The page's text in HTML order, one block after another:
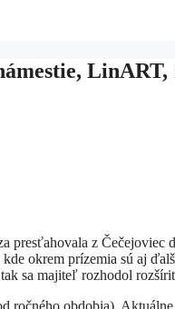
LinART,
presťahovala z
okrem prízemia sú aj
sa majiteľ rozhodol